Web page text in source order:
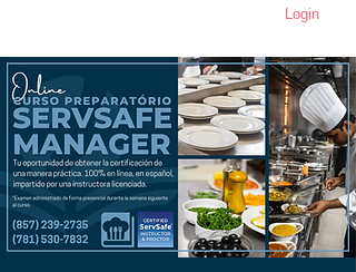
Login